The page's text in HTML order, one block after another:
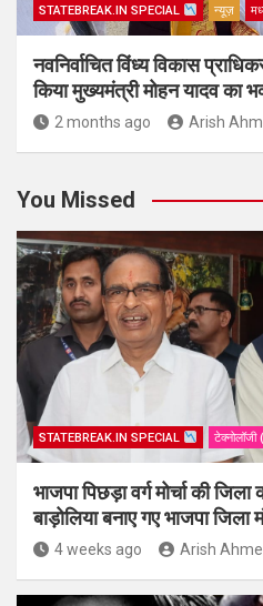
STATEBREAK.IN SPECIAL न्यूज़
नवनिर्वाचित विंध्य विकास
किया मुख्यमंत्री मोहन यादव का
2 months ago Arish
You Missed
STATEBREAK.IN SPECIAL
भाजपा पिछड़ा वर्ग मोर्चा की जिला
बाड़ोलिया बनाए गए भाजपा जिला
4 weeks ago Arish